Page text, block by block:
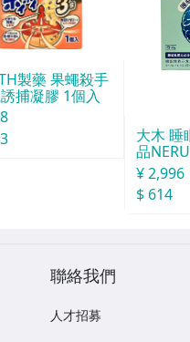
製藥 果蠅殺手
捕凝膠 1個入
大木 睡
品
袋
¥ 2,996
$ 614
聯絡我們
人才招募